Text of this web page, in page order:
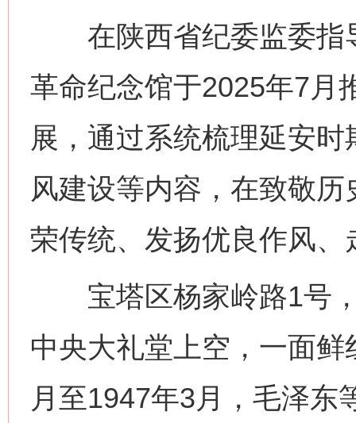
在陕西省纪委监委指
革命纪念馆于2025年7月
展，通过系统梳理延安
风建设等内容，在致敬
荣传统、发扬优良作风
宝塔区杨家岭路1号，
中央大礼堂上空，一面
月至1947年3月，毛泽东